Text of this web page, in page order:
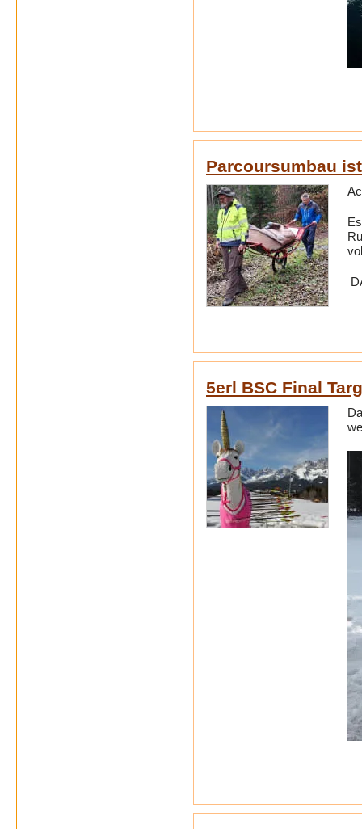
Parcoursumbau
5erl BSC Final